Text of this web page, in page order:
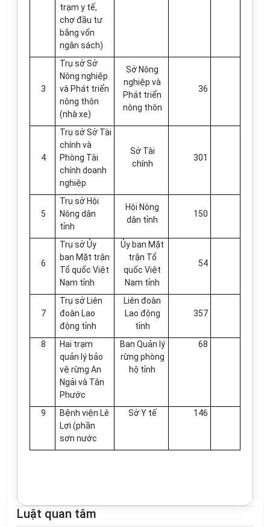
trạm y tế,
chợ đầu tư
bằng vốn
ngân sách)
3
Trụ sở Sở
Nông nghiệp
và Phát triển
nông thôn
(nhà xe)
Sở Nông
nghiệp và
Phát triển
nông thôn
36
4
Trụ sở Sở Tài
chính và
Phòng Tài
chính doanh
nghiệp
Sở Tài
chính
301
5
Trụ sở Hội
Nông dân
tỉnh
Hội Nông
dân tỉnh
150
6
Trụ sở Ủy
ban Mặt trận
Tổ quốc Việt
Nam tỉnh
Ủy ban Mặt
trận Tổ
quốc Việt
Nam tỉnh
54
7
Trụ sở Liên
đoàn Lao
động tỉnh
Liên đoàn
Lao động
tỉnh
357
8
Hai trạm
quản lý bảo
vệ rừng An
Ngải và Tân
Phước
Ban Quản lý
rừng phòng
hộ tỉnh
68
9
Bệnh viện Lê
Lợi (phần
sơn nước
Sở Y tế 146
Luật quan tâm